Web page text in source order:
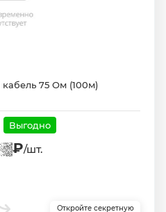
75 Ом (100м)
Выгодно
₽/шт.
Откройте секретную